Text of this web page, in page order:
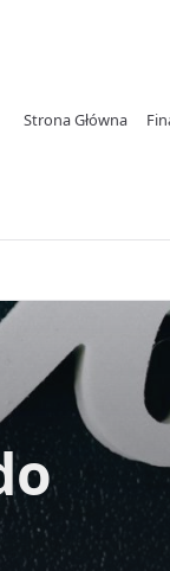
Strona Główna